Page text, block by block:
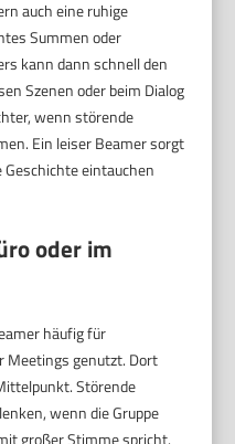
auch eine ruhige
Summen oder
kann dann schnell den
Szenen oder beim Dialog
wenn störende
Ein leiser Beamer sorgt
Geschichte eintauchen
oder im
häufig für
Meetings genutzt. Dort
Störende
wenn die Gruppe
großer Stimme spricht.